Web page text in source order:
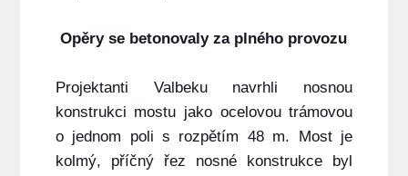
Opěry se betonovaly za plného provozu
Projektanti Valbeku navrhli nosnou
konstrukci mostu jako ocelovou trámovou
o jednom poli s rozpětím 48 m. Most je
kolmý, příčný řez nosné konstrukce byl